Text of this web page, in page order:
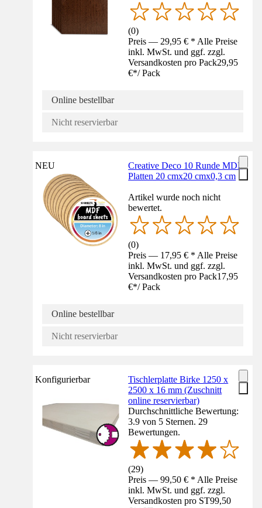
(0)
Preis — 29,95 € * Alle Preise
inkl. MwSt. und ggf. zzgl.
Versandkosten pro Pack29,95
€*/ Pack
Online bestellbar
Nicht reservierbar
NEU
Creative Deco 10 Runde MDF
Platten 20 cmx20 cmx0,3 cm
Artikel wurde noch nicht
bewertet.
(0)
Preis — 17,95 € * Alle Preise
inkl. MwSt. und ggf. zzgl.
Versandkosten pro Pack17,95
€*/ Pack
Online bestellbar
Nicht reservierbar
Konfigurierbar
Tischlerplatte Birke 1250 x
2500 x 16 mm (Zuschnitt
online reservierbar)
Durchschnittliche Bewertung:
3.9 von 5 Sternen. 29
Bewertungen.
(29)
Preis — 99,50 € * Alle Preise
inkl. MwSt. und ggf. zzgl.
Versandkosten pro ST99,50